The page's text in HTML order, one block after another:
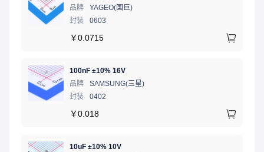
品牌
YAGEO(国巨)
封装
0603
￥0.0715
100nF ±10% 16V
品牌
SAMSUNG(三星)
封装
0402
￥0.018
10uF ±10% 10V